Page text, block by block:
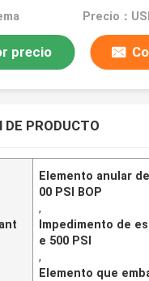
petrolíferoPrecio：
precio
DE PRODUCTO
Elemento anular
00 PSI BOP
,
Impedimento de
e 500 PSI
,
Elemento que